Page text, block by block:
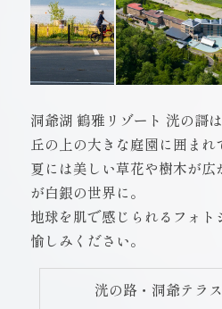
洞爺湖 鶴雅リゾート 洸の謌
丘の上の大きな庭園に囲まれ
夏には美しい草花や樹木が
が白銀の世界に。
地球を肌で感じられるフォ
愉しみください。
洸の路・洞爺テラ